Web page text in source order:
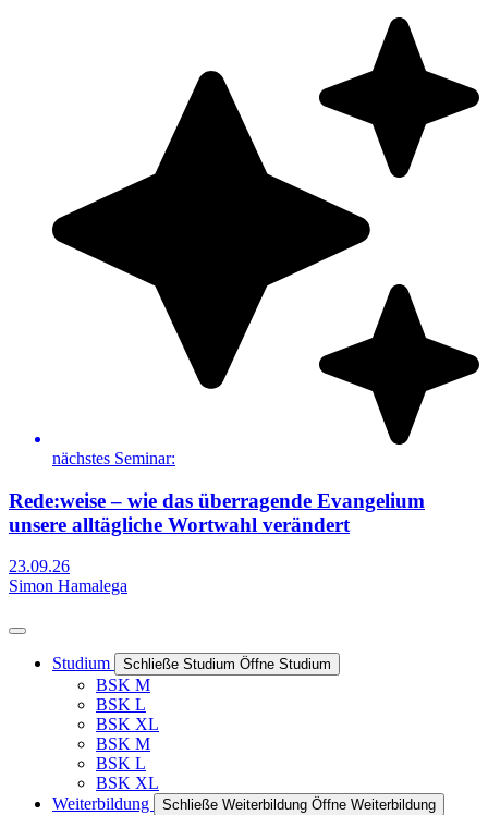
nächstes Seminar:
Rede:weise – wie das überragende Evangelium
unsere alltägliche Wortwahl verändert
23.09.26
Simon Hamalega
Studium Schließe Studium Öffne Studium
BSK M
BSK L
BSK XL
BSK M
BSK L
BSK XL
Weiterbildung
Schließe Weiterbildung Öffne Weiterbildung